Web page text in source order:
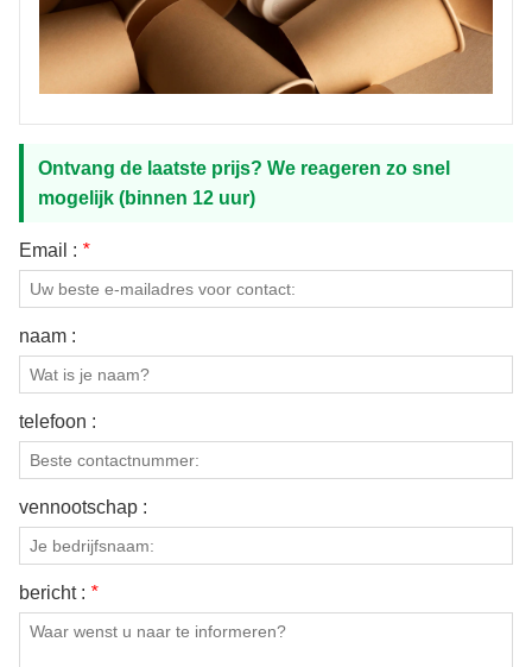
Ontvang de laatste prijs? We reageren zo snel
mogelijk (binnen 12 uur)
Email : *
naam :
telefoon :
vennootschap :
bericht : *